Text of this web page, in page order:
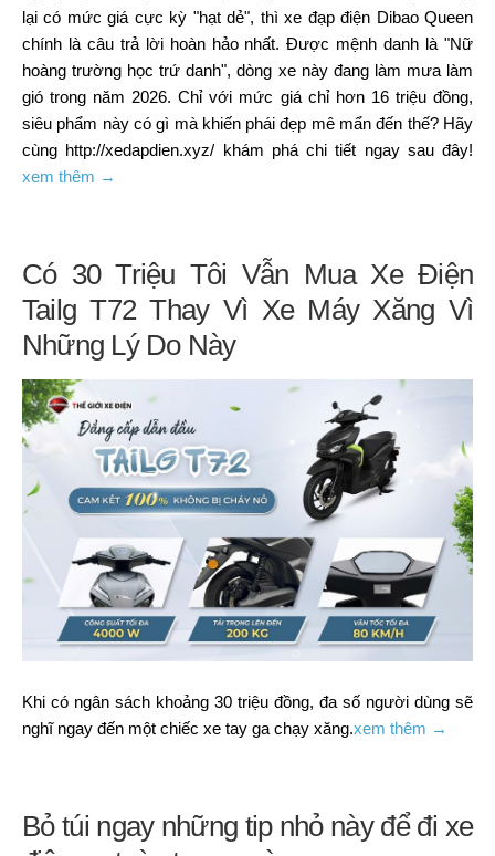
lại có mức giá cực kỳ "hạt dẻ", thì xe đạp điện Dibao Queen
chính là câu trả lời hoàn hảo nhất. Được mệnh danh là "Nữ
hoàng trường học trứ danh", dòng xe này đang làm mưa làm
gió trong năm 2026. Chỉ với mức giá chỉ hơn 16 triệu đồng,
siêu phẩm này có gì mà khiến phái đẹp mê mẩn đến thế? Hãy
cùng http://xedapdien.xyz/ khám phá chi tiết ngay sau đây!
xem thêm →
Có 30 Triệu Tôi Vẫn Mua Xe Điện
Tailg T72 Thay Vì Xe Máy Xăng Vì
Những Lý Do Này
Khi có ngân sách khoảng 30 triệu đồng, đa số người dùng sẽ
nghĩ ngay đến một chiếc xe tay ga chạy xăng.xem thêm →
Bỏ túi ngay những tip nhỏ này để đi xe